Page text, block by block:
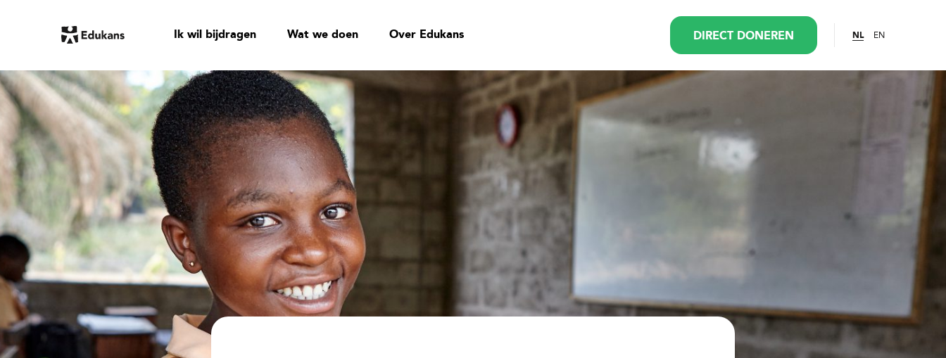
Ik wil bijdragen Wat we doen Over Edukans DIRECT DONEREN NL EN